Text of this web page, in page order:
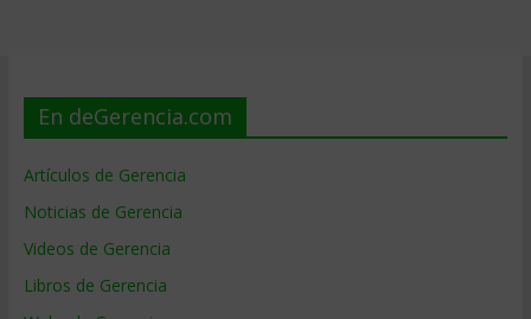
En deGerencia.com
Artículos de Gerencia
Noticias de Gerencia
Videos de Gerencia
Libros de Gerencia